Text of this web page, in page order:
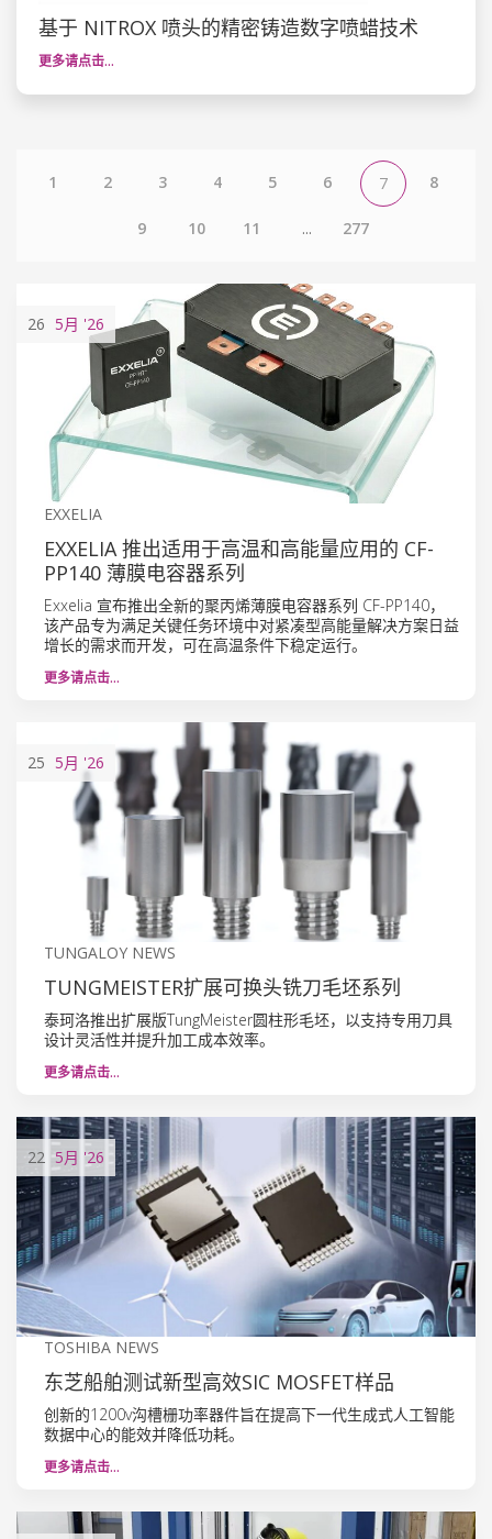
基于 NITROX 喷头的精密铸造数字喷蜡技术
更多请点击…
1 2 3 4 5 6 7 8
9 10 11 ... 277
26 5月 '26
EXXELIA
EXXELIA 推出适用于高温和高能量应用的 CF-
PP140 薄膜电容器系列
Exxelia 宣布推出全新的聚丙烯薄膜电容器系列 CF-PP140，
该产品专为满足关键任务环境中对紧凑型高能量解决方案日益
增长的需求而开发，可在高温条件下稳定运行。
更多请点击…
25 5月 '26
TUNGALOY NEWS
TUNGMEISTER扩展可换头铣刀毛坯系列
泰珂洛推出扩展版TungMeister圆柱形毛坯，以支持专用刀具
设计灵活性并提升加工成本效率。
更多请点击…
22 5月 '26
TOSHIBA NEWS
东芝船舶测试新型高效SIC MOSFET样品
创新的1200v沟槽栅功率器件旨在提高下一代生成式人工智能
数据中心的能效并降低功耗。
更多请点击…